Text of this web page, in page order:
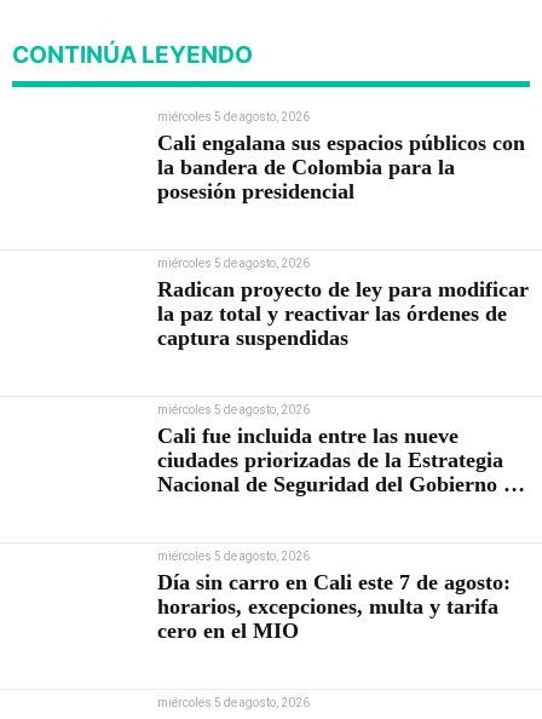
CONTINÚA LEYENDO
miércoles 5 de agosto, 2026
Cali engalana sus espacios públicos con
la bandera de Colombia para la
posesión presidencial
miércoles 5 de agosto, 2026
Radican proyecto de ley para modificar
la paz total y reactivar las órdenes de
captura suspendidas
miércoles 5 de agosto, 2026
Cali fue incluida entre las nueve
ciudades priorizadas de la Estrategia
Nacional de Seguridad del Gobierno de
miércoles 5 de agosto, 2026
Día sin carro en Cali este 7 de agosto:
horarios, excepciones, multa y tarifa
cero en el MIO
miércoles 5 de agosto, 2026